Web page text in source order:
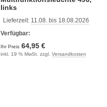
links
Lieferzeit: 11.08. bis 18.08.2026
Verfügbar:
Ihr Preis 64,95 €
inkl. 19 % MwSt. zzgl. Versandkosten